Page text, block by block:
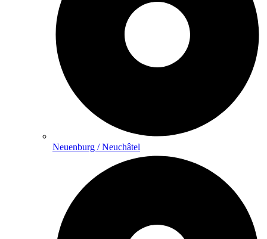
Neuenburg / Neuchâtel